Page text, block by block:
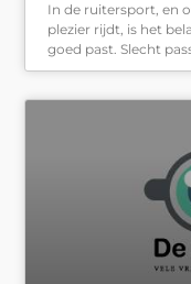
In de ruitersport, en
plezier rijdt, is het
goed past. Slecht